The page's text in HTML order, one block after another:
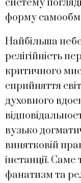
систему
форму
Найбільша
релігійність
критичного
сприйняття
духовного
вузько
винятковій
інстанції.
фанатизм та